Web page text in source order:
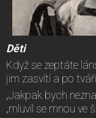
Děti
Když se zeptáte
jim zasvítí a po
„Jakpak bych
„mluvil se mnou ve